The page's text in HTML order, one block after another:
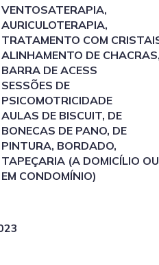
VENTOSATERAPIA,
AURICULOTERAPIA,
TRATAMENTO COM
ALINHAMENTO DE
BARRA DE ACESS
SESSÕES DE
PSICOMOTRICIDADE
AULAS DE BISCUIT, DE
BONECAS DE PANO, DE
PINTURA, BORDADO,
TAPEÇARIA (A DOMICÍLIO OU
EM CONDOMÍNIO)